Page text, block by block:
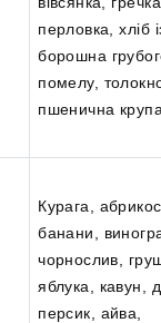
перловка, хліб
борошна
помелу,
пшенична крупа
Курага,
банани,
чорнослив,
яблука, кавун,
персик, айва,